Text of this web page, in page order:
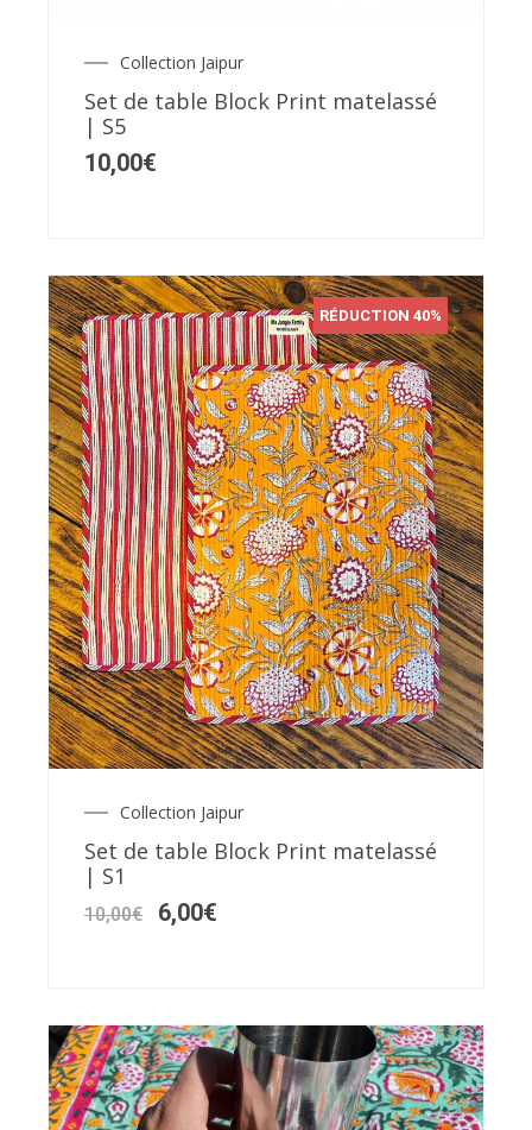
Collection Jaipur
Set de table Block Print matelassé
| S5
10,00€
RÉDUCTION 40%
Collection Jaipur
Set de table Block Print matelassé
| S1
10,00€
Le
prix
initial
10,00€.
6,00€
Le
prix
actuel